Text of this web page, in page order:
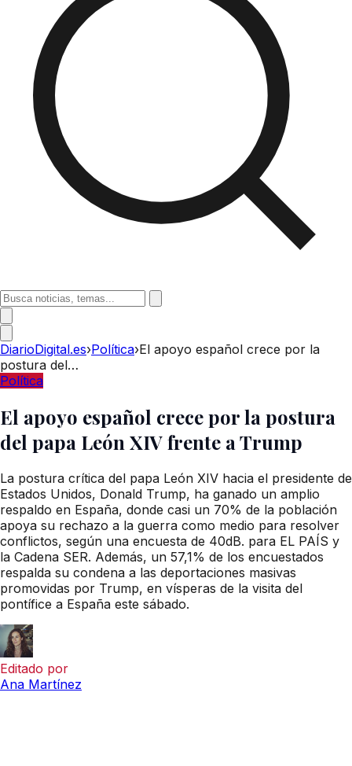
DiarioDigital.es›Política›El apoyo español crece por la
postura del…
Política
El apoyo español crece por la postura
del papa León XIV frente a Trump
La postura crítica del papa León XIV hacia el presidente de
Estados Unidos, Donald Trump, ha ganado un amplio
respaldo en España, donde casi un 70% de la población
apoya su rechazo a la guerra como medio para resolver
conflictos, según una encuesta de 40dB. para EL PAÍS y
la Cadena SER. Además, un 57,1% de los encuestados
respalda su condena a las deportaciones masivas
promovidas por Trump, en vísperas de la visita del
pontífice a España este sábado.
Editado por
Ana Martínez